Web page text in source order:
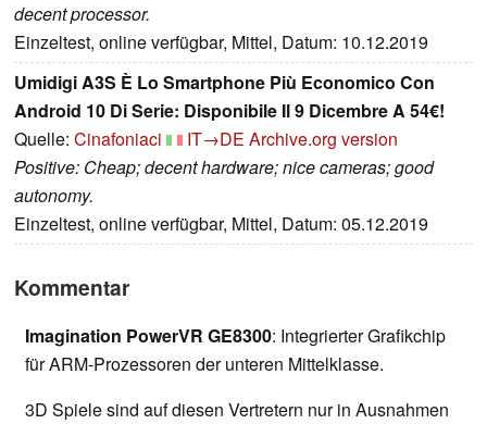
decent processor.
Einzeltest, online verfügbar, Mittel, Datum: 10.12.2019
Umidigi A3S È Lo Smartphone Più Economico Con
Android 10 Di Serie: Disponibile Il 9 Dicembre A 54€!
Quelle: Cinafoniaci IT→DE Archive.org version
Positive: Cheap; decent hardware; nice cameras; good
autonomy.
Einzeltest, online verfügbar, Mittel, Datum: 05.12.2019
Kommentar
Imagination PowerVR GE8300: Integrierter Grafikchip
für ARM-Prozessoren der unteren Mittelklasse.
3D Spiele sind auf diesen Vertretern nur in Ausnahmen